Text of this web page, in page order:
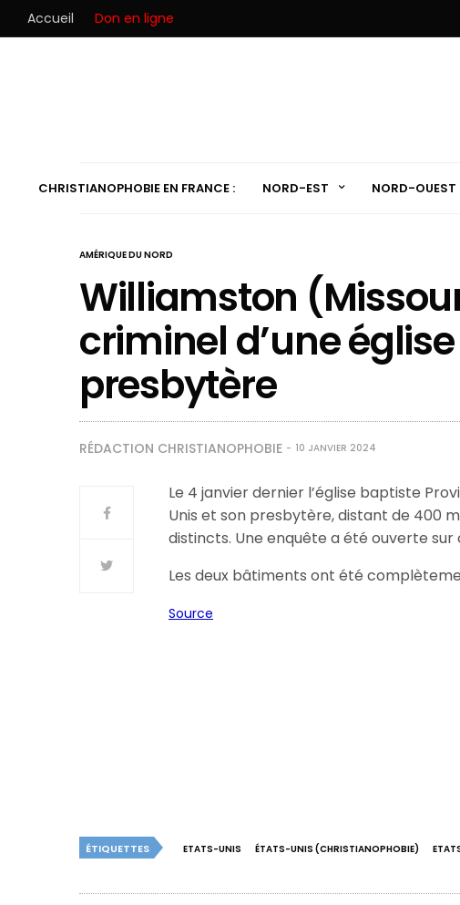
Accueil Don en ligne
CHRISTIANOPHOBIE EN FRANCE : NORD-EST NORD-OUEST
AMÉRIQUE DU NORD
Williamston
criminel d’une
presbytère
RÉDACTION CHRISTIANOPHOBIE 10 JANVIER 2024
Le 4 janvier dernier l’église baptiste
Unis et son presbytère, distant de 400
distincts. Une enquête a été ouverte
Les deux bâtiments ont été
Source
ÉTIQUETTES ETATS-UNIS ÉTATS-UNIS (CHRISTIANOPHOBIE)